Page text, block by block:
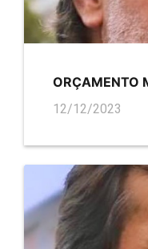
ORÇAMENTO
12/12/2023